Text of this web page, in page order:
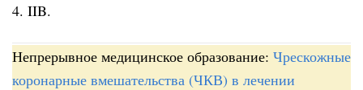
4. IIB.
Непрерывное медицинское образование: Чрескожные
коронарные вмешательства (ЧКВ) в лечении